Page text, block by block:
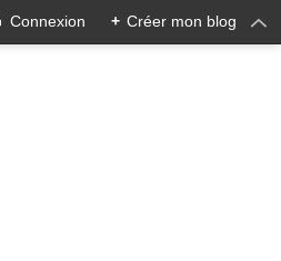
Connexion + Créer mon blog